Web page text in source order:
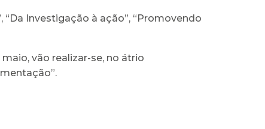
Investigação à ação”, “Promovendo
vão realizar-se, no átrio